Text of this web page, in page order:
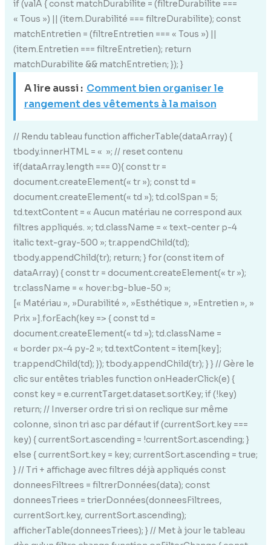
if (valA { const matchDurabilite = (filtreDurabilite ===
« Tous ») || (item.Durabilité === filtreDurabilite); const
matchEntretien = (filtreEntretien === « Tous ») ||
(item.Entretien === filtreEntretien); return
matchDurabilite && matchEntretien; }); }
A lire aussi : Comment bien organiser le
rangement des vêtements à la maison
// Rendu tableau function afficherTable(dataArray) {
tbody.innerHTML = « »; // reset contenu
if(dataArray.length === 0){ const tr =
document.createElement(« tr »); const td =
document.createElement(« td »); td.colSpan = 5;
td.textContent = « Aucun matériau ne correspond aux
filtres appliqués. »; td.className = « text-center p-4
italic text-gray-500 »; tr.appendChild(td);
tbody.appendChild(tr); return; } for (const item of
dataArray) { const tr = document.createElement(« tr »);
tr.className = « hover:bg-blue-50 »;
[« Matériau », »Durabilité », »Esthétique », »Entretien », »
Prix »].forEach(key => { const td =
document.createElement(« td »); td.className =
« border px-4 py-2 »; td.textContent = item[key];
tr.appendChild(td); }); tbody.appendChild(tr); } } // Gère le
clic sur entêtes triables function onHeaderClick(e) {
const key = e.currentTarget.dataset.sortKey; if (!key)
return; // Inverser ordre tri si on reclique sur même
colonne, sinon tri asc par défaut if (currentSort.key ===
key) { currentSort.ascending = !currentSort.ascending; }
else { currentSort.key = key; currentSort.ascending = true;
} // Tri + affichage avec filtres déjà appliqués const
donneesFiltrees = filtrerDonnées(data); const
donneesTriees = trierDonnées(donneesFiltrees,
currentSort.key, currentSort.ascending);
afficherTable(donneesTriees); } // Met à jour le tableau